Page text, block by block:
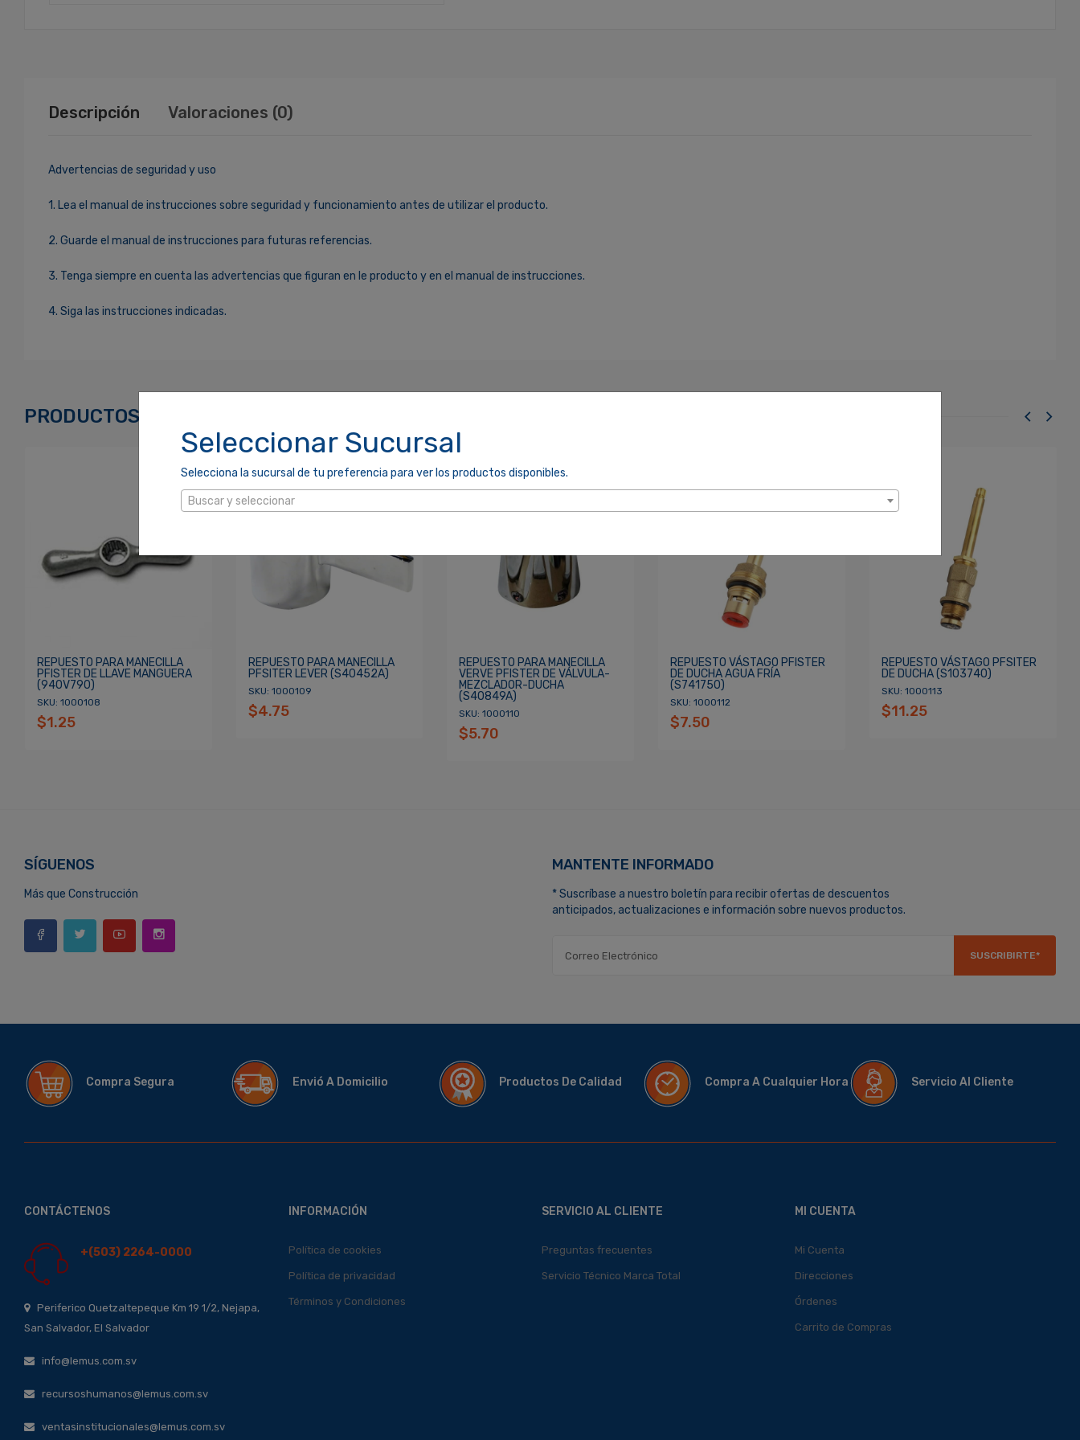
Seleccionar Sucursal
Selecciona la sucursal de tu preferencia para ver los productos disponibles.
Buscar y seleccionar
Descripción Valoraciones (0)
Advertencias de seguridad y uso
1. Lea el manual de instrucciones sobre seguridad y funcionamiento antes de utilizar el producto.
2. Guarde el manual de instrucciones para futuras referencias.
3. Tenga siempre en cuenta las advertencias que figuran en le producto y en el manual de instrucciones.
4. Siga las instrucciones indicadas.
¿Olvidaste tu Contraseña?
PRODUCTOS RELACIONADOS
REPUESTO PARA MANECILLA
PFISTER DE LLAVE MANGUERA
(940V790)
SKU: 1000108
$1.25
REPUESTO PARA MANECILLA
PFSITER LEVER (S40452A)
SKU: 1000109
$4.75
REPUESTO PARA MANECILLA
VERVE PFISTER DE VÁLVULA-
MEZCLADOR-DUCHA
(S40849A)
SKU: 1000110
$5.70
REPUESTO VÁSTAGO PFISTER
DE DUCHA AGUA FRÍA
(S741750)
SKU: 1000112
$7.50
REPUESTO VÁSTAGO PFSITER
DE DUCHA (S103740)
SKU: 1000113
$11.25
SÍGUENOS
Más que Construcción
MANTENTE INFORMADO
* Suscríbase a nuestro boletín para recibir ofertas de descuentos
anticipados, actualizaciones e información sobre nuevos productos.
SUSCRIBIRTE*
Compra Segura Envió A Domicilio Productos De Calidad Compra A Cualquier Hora Servicio Al Cliente
CONTÁCTENOS
+(503) 2264-0000
Periferico Quetzaltepeque Km 19 1/2, Nejapa,
San Salvador, El Salvador
info@lemus.com.sv
recursoshumanos@lemus.com.sv
ventasinstitucionales@lemus.com.sv
INFORMACIÓN
Política de cookies
Política de privacidad
Términos y Condiciones
SERVICIO AL CLIENTE
Preguntas frecuentes
Servicio Técnico Marca Total
MI CUENTA
Mi Cuenta
Direcciones
Órdenes
Carrito de Compras